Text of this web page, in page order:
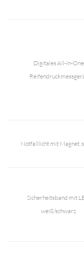
Digitales All-in-One
Notfalllicht mit Magnet,
Sicherheitsband mit
weiß/schwarz